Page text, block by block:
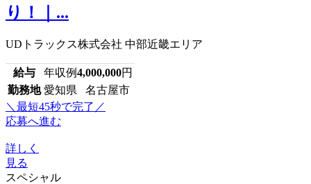
り！｜...
UDトラックス株式会社 中部近畿エリア
給与 年収例4,000,000円
勤務地 愛知県 名古屋市
＼最短45秒で完了／
応募へ進む
詳しく
見る
スペシャル